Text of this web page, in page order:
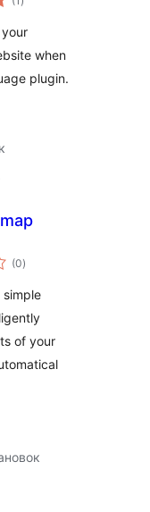
рейтинг
when
plugin.
(0общий
рейтинг
)
simple
of your